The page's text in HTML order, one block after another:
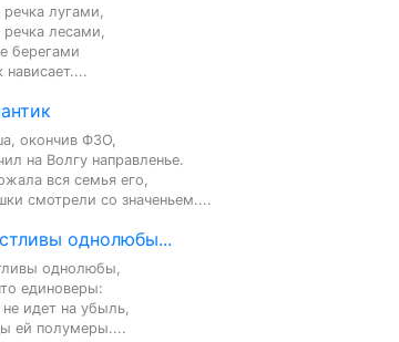
речка лугами,
речка лесами,
берегами
нависает....
окончив ФЗО,
на Волгу направленье.
вся семья его,
смотрели со значеньем....
однолюбы...
однолюбы,
единоверы:
идет на убыль,
ей полумеры....